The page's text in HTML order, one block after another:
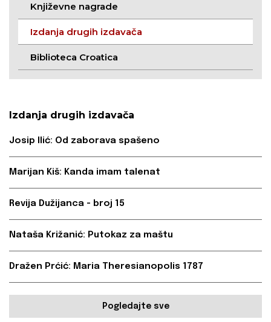
Književne nagrade
Izdanja drugih izdavača
Biblioteca Croatica
Izdanja drugih izdavača
Josip Ilić: Od zaborava spašeno
Marijan Kiš: Kanda imam talenat
Revija Dužijanca - broj 15
Nataša Križanić: Putokaz za maštu
Dražen Prćić: Maria Theresianopolis 1787
Pogledajte sve